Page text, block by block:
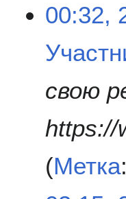
00:32,
свою
https://
Метка: